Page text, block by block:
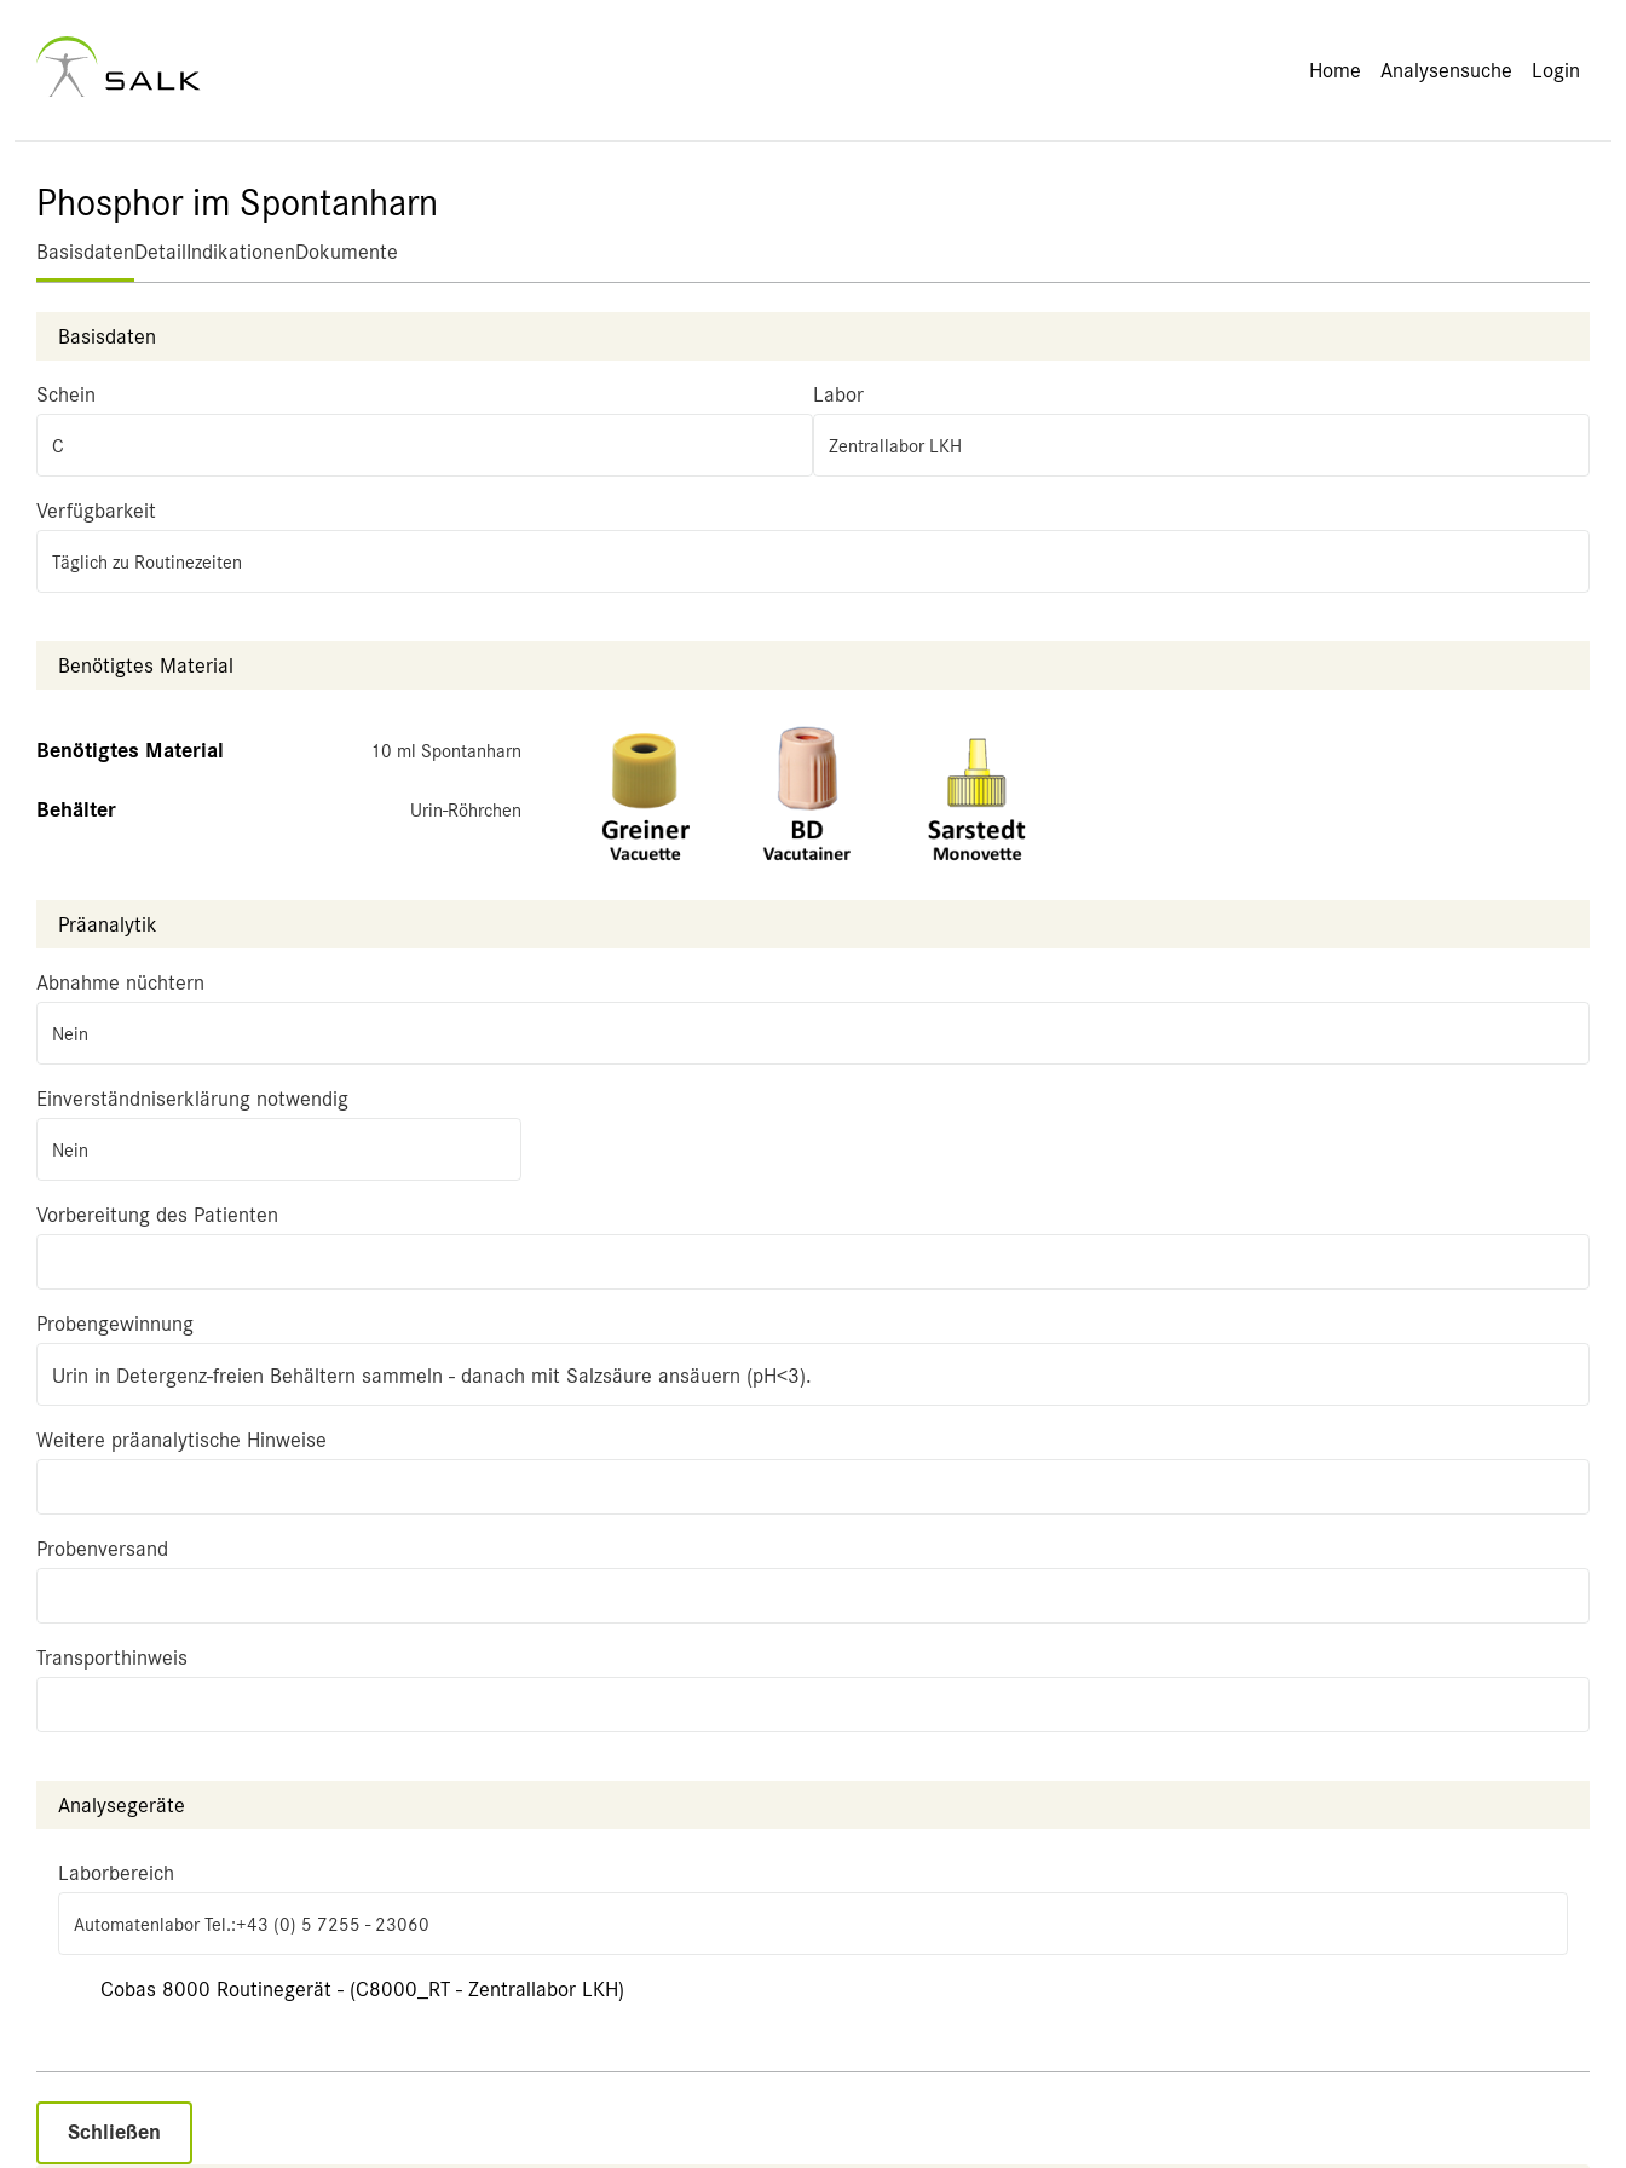
Home Analysensuche Login
Phosphor im Spontanharn
BasisdatenDetailIndikationenDokumente
Basisdaten
Schein
C
Labor
Zentrallabor LKH
Verfügbarkeit
Täglich zu Routinezeiten
Benötigtes Material
Benötigtes Material 10 ml Spontanharn
Behälter Urin-Röhrchen
Präanalytik
Abnahme nüchtern
Nein
Einverständniserklärung notwendig
Nein
Vorbereitung des Patienten
Probengewinnung
Urin in Detergenz-freien Behältern sammeln - danach mit Salzsäure ansäuern (pH<3).
Weitere präanalytische Hinweise
Probenversand
Transporthinweis
Analysegeräte
Laborbereich
Automatenlabor Tel.:+43 (0) 5 7255 - 23060
Cobas 8000 Routinegerät - (C8000_RT - Zentrallabor LKH)
Schließen